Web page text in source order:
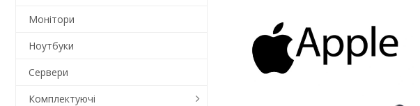
Монітори
Ноутбуки
Сервери
Комплектуючі